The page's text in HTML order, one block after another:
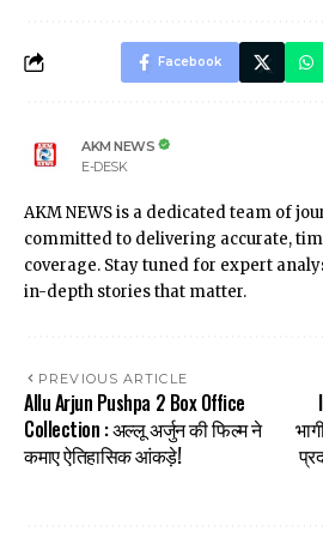
Facebook
AKM NEWS
E-DESK
AKM NEWS is a dedicated team of
committed to delivering accurate,
coverage. Stay tuned for expert
in-depth stories that matter.
PREVIOUS ARTICLE
Allu Arjun Pushpa 2 Box Office
Collection : अल्लू अर्जुन की फिल्म ने
कमाए ऐतिहासिक आंकड़े!